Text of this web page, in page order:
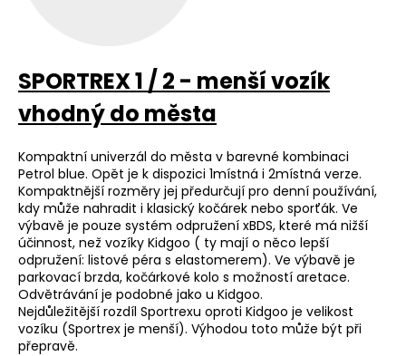
SPORTREX 1 / 2 - menší vozík
vhodný do města
Kompaktní univerzál do města v barevné kombinaci
Petrol blue. Opět je k dispozici 1místná i 2místná verze.
Kompaktnější rozměry jej předurčují pro denní používání,
kdy může nahradit i klasický kočárek nebo sporťák. Ve
výbavě je pouze systém odpružení xBDS, které má nižší
účinnost, než vozíky Kidgoo ( ty mají o něco lepší
odpružení: listové péra s elastomerem). Ve výbavě je
parkovací brzda, kočárkové kolo s možností aretace.
Odvětrávání je podobné jako u Kidgoo.
Nejdůležitější rozdíl Sportrexu oproti Kidgoo je velikost
vozíku (Sportrex je menší). Výhodou toto může být při
přepravě.